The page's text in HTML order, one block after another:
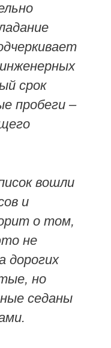
срок
пробеги –
вошли
и
о том,
не
дорогих
но
седаны